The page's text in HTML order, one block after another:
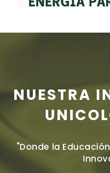
NUESTRA
"Donde la